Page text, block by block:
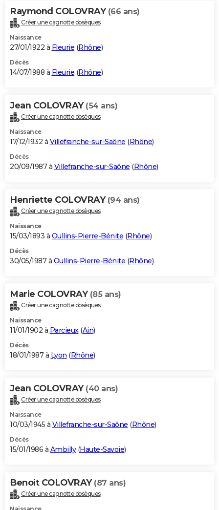
Raymond COLOVRAY (66 ans)
Créer une cagnotte obsèques
Naissance
27/01/1922 à Fleurie (Rhône)
Décès
14/07/1988 à Fleurie (Rhône)
Jean COLOVRAY (54 ans)
Créer une cagnotte obsèques
Naissance
17/12/1932 à Villefranche-sur-Saône (Rhône)
Décès
20/09/1987 à Villefranche-sur-Saône (Rhône)
Henriette COLOVRAY (94 ans)
Créer une cagnotte obsèques
Naissance
15/03/1893 à Oullins-Pierre-Bénite (Rhône)
Décès
30/05/1987 à Oullins-Pierre-Bénite (Rhône)
Marie COLOVRAY (85 ans)
Créer une cagnotte obsèques
Naissance
11/01/1902 à Parcieux(Ain)
Décès
18/01/1987 à Lyon (Rhône)
Jean COLOVRAY (40 ans)
Créer une cagnotte obsèques
Naissance
10/03/1945 à Villefranche-sur-Saône (Rhône)
Décès
15/01/1986 à Ambilly(Haute-Savoie)
Benoit COLOVRAY (87 ans)
Créer une cagnotte obsèques